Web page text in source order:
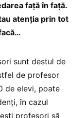
față în față.
atenția prin tot
sunt destul de
de profesor
de elevi, poate
în cazul
profesori să